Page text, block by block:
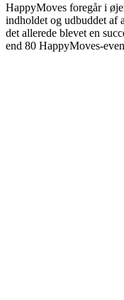
HappyMoves foregår i
indholdet og udbuddet af
det allerede blevet en
end 80 HappyMoves-